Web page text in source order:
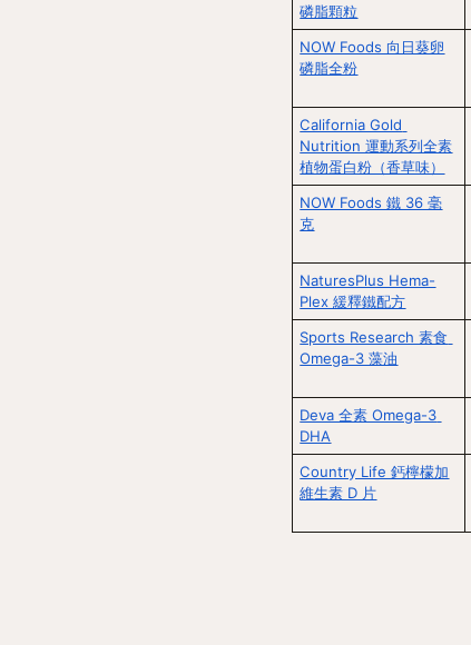
磷脂顆粒
NOW Foods 向日葵卵
磷脂全粉
California Gold
Nutrition 運動系列全素
植物蛋白粉（香草味）
NOW Foods 鐵 36 毫
克
NaturesPlus Hema-
Plex 緩釋鐵配方
Sports Research 素食
Omega-3 藻油
Deva 全素 Omega-3
DHA
Country Life 鈣檸檬加
維生素 D 片